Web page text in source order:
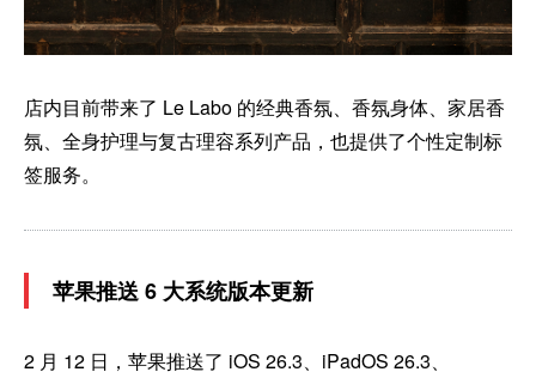
店内目前带来了 Le Labo 的经典香氛、香氛身体、家居香
氛、全身护理与复古理容系列产品，也提供了个性定制标
签服务。
苹果推送 6 大系统版本更新
2 月 12 日，苹果推送了 iOS 26.3、iPadOS 26.3、